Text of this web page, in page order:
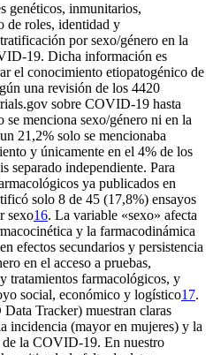
genéticos, inmunitarios,
de roles, identidad y
por sexo/género en la
19. Dicha información es
el conocimiento etiopatogénico de
una revisión de los 4420
sobre COVID-19 hasta
se menciona sexo/género ni en la
21,2% solo se mencionaba
y únicamente en el 4% de los
separado independiente. Para
ya publicados en
solo 8 de 45 (17,8%) ensayos
sexo16. La variable «sexo» afecta
y la farmacodinámica
efectos secundarios y persistencia
en el acceso a pruebas,
tratamientos farmacológicos, y
social, económico y logístico17.
Tracker) muestran claras
incidencia (mayor en mujeres) y la
la COVID-19. En nuestro